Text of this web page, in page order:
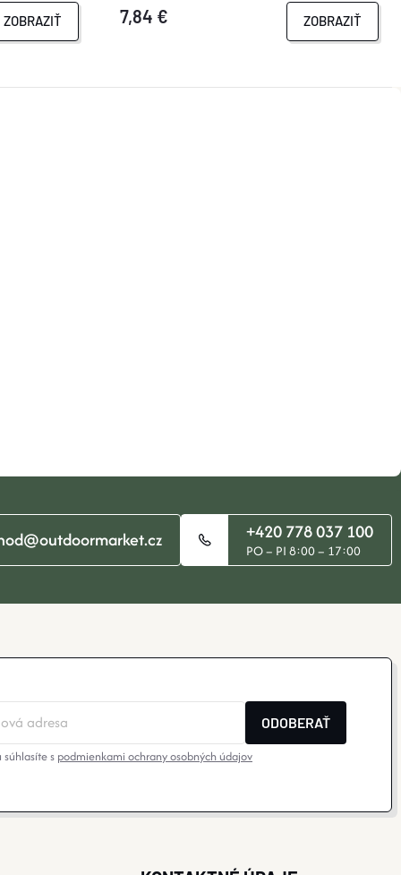
ZOBRAZIŤ 7,84 € ZOBRAZIŤ
+420 778 037 100
PO – PI 8:00 – 17:00
ODOBERAŤ
s podmienkami ochrany osobných údajov